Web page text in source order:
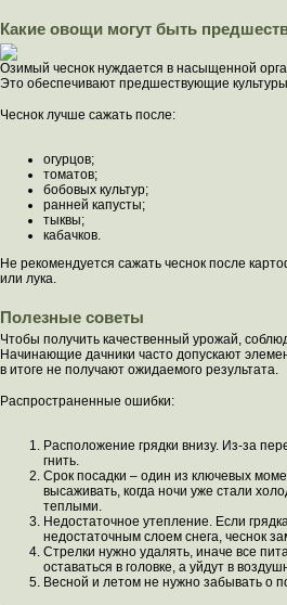
Какие овощи могут быть
Озимый чеснок нуждается в насыщенной
Это обеспечивают предшествующие
Чеснок лучше сажать после:
огурцов;
томатов;
бобовых культур;
ранней капусты;
тыквы;
кабачков.
Не рекомендуется сажать чеснок после
или лука.
Полезные советы
Чтобы получить качественный урожай,
Начинающие дачники часто допускают
в итоге не получают ожидаемого результата.
Распространенные ошибки:
Расположение грядки внизу. Из-за
гнить.
Срок посадки – один из ключевых
высаживать, когда ночи уже стали
теплыми.
Недостаточное утепление. Если
недостаточным слоем снега, чеснок
Стрелки нужно удалять, иначе все
оставаться в головке, а уйдут в
Весной и летом не нужно забывать о